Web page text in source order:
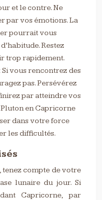
et le contre. Ne
par vos émotions. La
pourrait vous
Restez
trop rapidement.
Si vous rencontrez des
pas. Persévérez
par atteindre vos
en Capricorne
dans votre force
les difficultés.
tenez compte de votre
lunaire du jour. Si
Capricorne, par